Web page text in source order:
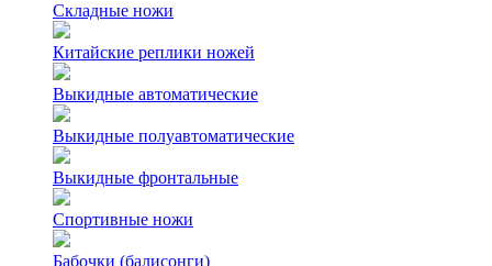
Складные ножи
Китайские реплики ножей
Выкидные автоматические
Выкидные полуавтоматические
Выкидные фронтальные
Спортивные ножи
Бабочки (балисонги)